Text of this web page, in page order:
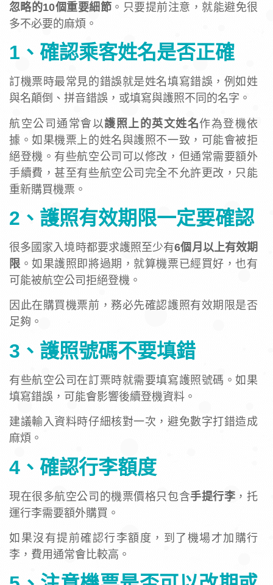
忽略的10個重要細節 。只要提前注意，就能避免很
多不必要的麻煩。
1、確認乘客姓名是否正確
訂機票時最常見的錯誤就是姓名填寫錯誤，例如姓
與名顛倒、拼音錯誤，或填寫與護照不同的名字。
航空公司通常會以護照上的英文姓名作為登機依
據。如果機票上的姓名與護照不一致，可能會被拒
絕登機。有些航空公司可以修改，但通常需要額外
手續費，甚至有些航空公司完全不允許更改，只能
重新購買機票。
2、護照有效期限一定要確認
很多國家入境時都要求護照至少有6個月以上有效期
限 。如果護照即將過期，就算機票已經買好，也有
可能被航空公司拒絕登機。
因此在購買機票前，務必先確認護照有效期限是否
足夠。
3、護照號碼不要填錯
有些航空公司在訂票時就需要填寫護照號碼。如果
填寫錯誤，可能會影響後續登機資料。
建議輸入資料時仔細核對一次，避免數字打錯造成
麻煩。
4、確認行李額度
現在很多航空公司的機票價格只包含手提行李 ，托
運行李需要額外購買。
如果沒有提前確認行李額度，到了機場才加購行
李，費用通常會比較高。